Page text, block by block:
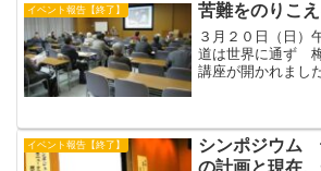
イベント報告【終了】 苦難をのりこ
３月２０日（日）
道は世界に通ず
講座が開かれまし
ら頭角をあらわし
イベント報告【終了】
シンポジウム
の計画と現在